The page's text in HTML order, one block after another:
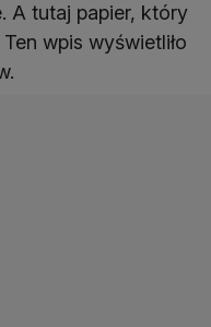
A tutaj papier, który
wpis wyświetliło